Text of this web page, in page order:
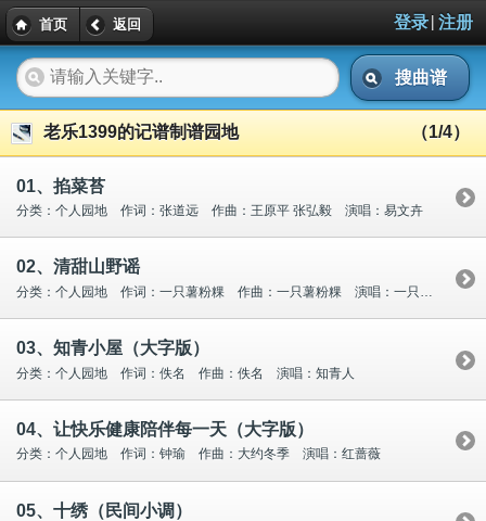
首页 返回 登录| 注册
搜曲谱
老乐1399的记谱制谱园地 （1/4）
01、掐菜苔
分类：个人园地 作词：张道远 作曲：王原平 张弘毅 演唱：易文卉
02、清甜山野谣
分类：个人园地 作词：一只薯粉粿 作曲：一只薯粉粿 演唱：一只薯粉粿
03、知青小屋（大字版）
分类：个人园地 作词：佚名 作曲：佚名 演唱：知青人
04、让快乐健康陪伴每一天（大字版）
分类：个人园地 作词：钟瑜 作曲：大约冬季 演唱：红蔷薇
05、十绣（民间小调）